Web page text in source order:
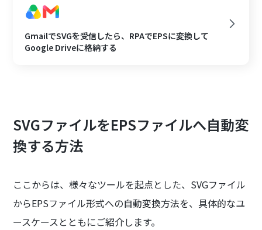
GmailでSVGを受信したら、RPAでEPSに変換して
Google Driveに格納する
SVGファイルをEPSファイルへ自動変
換する方法
ここからは、様々なツールを起点とした、SVGファイル
からEPSファイル形式への自動変換方法を、具体的なユ
ースケースとともにご紹介します。